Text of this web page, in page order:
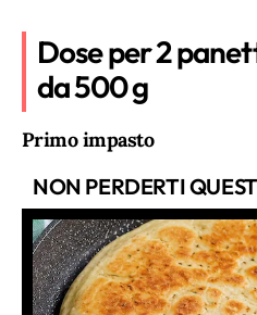
Dose per 2
da 500 g
Primo impasto
NON PERDERTI